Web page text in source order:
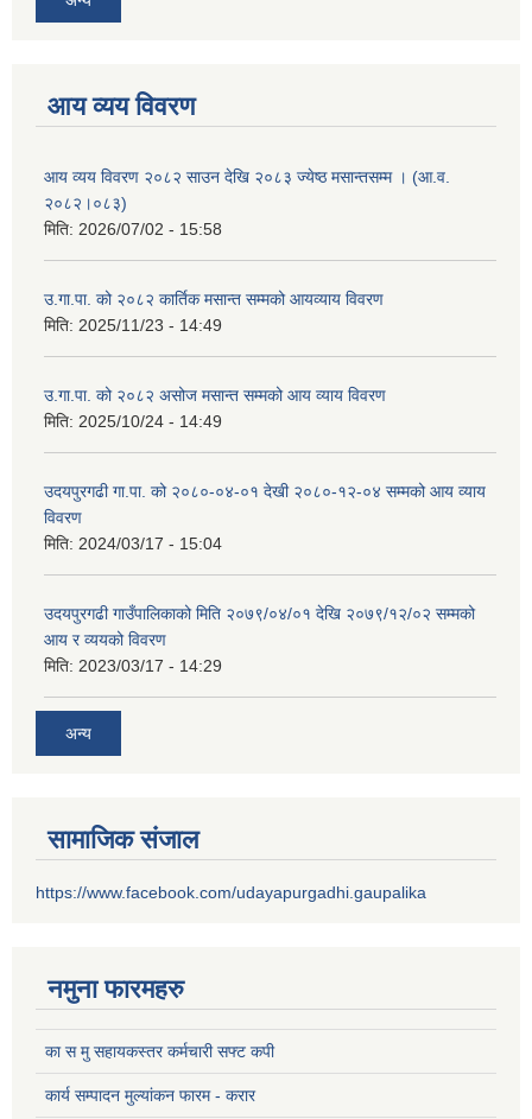
आय व्यय विवरण
आय व्यय विवरण २०८२ साउन देखि २०८३ ज्येष्ठ मसान्तसम्म । (आ.व.
२०८२।०८३)
मिति: 2026/07/02 - 15:58
उ.गा.पा. को २०८२ कार्तिक मसान्त सम्मको आयव्याय विवरण
मिति: 2025/11/23 - 14:49
उ.गा.पा. को २०८२ असोज मसान्त सम्मको आय व्याय विवरण
मिति: 2025/10/24 - 14:49
उदयपुरगढी गा.पा. को २०८०-०४-०१ देखी २०८०-१२-०४ सम्मको आय व्याय
विवरण
मिति: 2024/03/17 - 15:04
उदयपुरगढी गाउँपालिकाको मिति २०७९/०४/०१ देखि २०७९/१२/०२ सम्मको
आय र व्ययको विवरण
मिति: 2023/03/17 - 14:29
अन्य
सामाजिक संजाल
https://www.facebook.com/udayapurgadhi.gaupalika
नमुना फारमहरु
का स मु सहायकस्तर कर्मचारी सफ्ट कपी
कार्य सम्पादन मुल्यांकन फारम - करार